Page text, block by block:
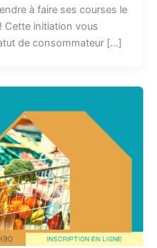
à faire ses courses le
Cette initiation vous
de consommateur […]